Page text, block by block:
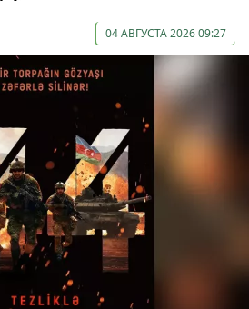
04 АВГУСТА 2026 09:27